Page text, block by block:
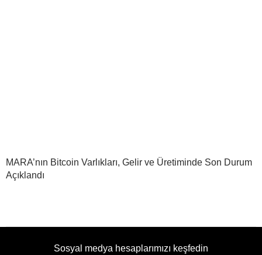
MARA’nın Bitcoin Varlıkları, Gelir ve Üretiminde Son Durum
Açıklandı
Sosyal medya hesaplarımızı keşfedin